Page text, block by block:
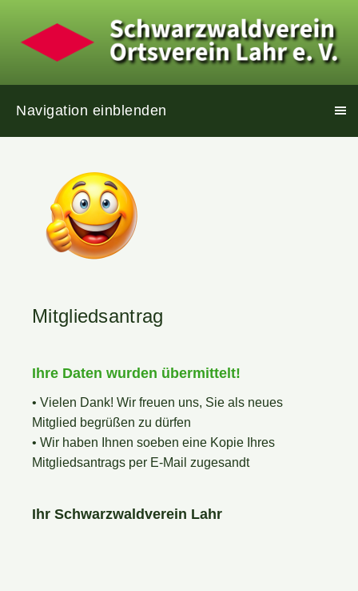
Navigation einblenden
Mitgliedsantrag
Ihre Daten wurden übermittelt!
• Vielen Dank! Wir freuen uns, Sie als neues
Mitglied begrüßen zu dürfen
• Wir haben Ihnen soeben eine Kopie Ihres
Mitgliedsantrags per E-Mail zugesandt
Ihr Schwarzwaldverein Lahr